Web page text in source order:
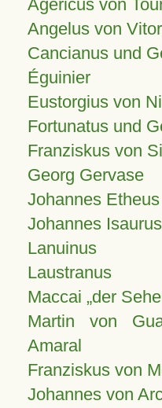
Agericus von
Angelus von
Cancianus und
Éguinier
Eustorgius von
Fortunatus und
Franziskus von
Georg Gervase
Johannes Etheus
Johannes Isaurus
Lanuinus
Laustranus
Maccai „der
Martin von
Amaral
Franziskus von
Johannes von